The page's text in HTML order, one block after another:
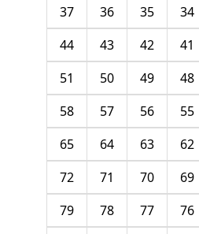
34
35
36
37
41
42
43
44
48
49
50
51
55
56
57
58
62
63
64
65
69
70
71
72
76
77
78
79